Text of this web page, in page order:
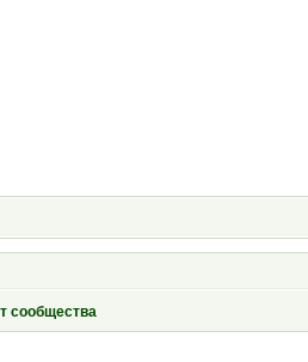
сообщества